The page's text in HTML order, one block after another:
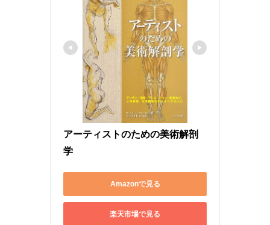
アーティストのための美術解剖
学
Amazonで見る
楽天市場で見る